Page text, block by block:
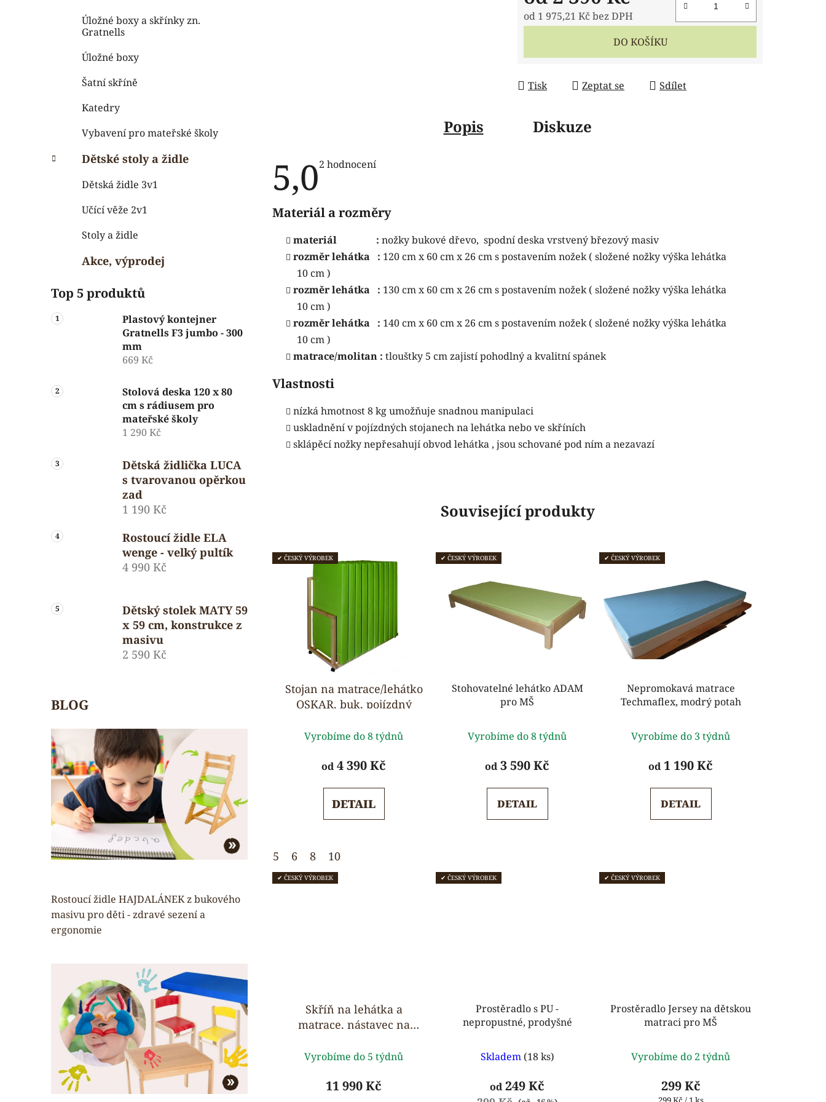
Úložné boxy a skřínky zn.
Gratnells
Úložné boxy
Šatní skříně
Katedry
Vybavení pro mateřské školy
Dětské stoly a židle
Dětská židle 3v1
Učící věže 2v1
Stoly a židle
Akce, výprodej
Top 5 produktů
Plastový kontejner
Gratnells F3 jumbo - 300
mm
669 Kč
Stolová deska 120 x 80
cm s rádiusem pro
mateřské školy
1 290 Kč
Dětská židlička LUCA
s tvarovanou opěrkou
zad
1 190 Kč
Rostoucí židle ELA
wenge - velký pultík
4 990 Kč
Dětský stolek MATY 59
x 59 cm, konstrukce z
masivu
2 590 Kč
BLOG
Rostoucí židle HAJDALÁNEK z bukového
masivu pro děti - zdravé sezení a
ergonomie
od 1 975,21 Kčbez DPH
DO KOŠÍKU
Tisk Zeptat se Sdílet
Popis Diskuze
5,0Průměrné
z
hvězdiček.
2 hodnocení
Materiál a rozměry
materiál : nožky bukové dřevo, spodní deska vrstvený březový masiv
rozměr lehátka : 120 cm x 60 cm x 26 cm s postavením nožek ( složené nožky výška lehátka
10 cm )
rozměrlehátka : 130 cm x 60 cm x 26 cm s postavením nožek ( složené nožky výška lehátka
10 cm )
rozměrlehátka : 140 cm x 60 cm x 26 cm s postavením nožek ( složené nožky výška lehátka
10 cm )
matrace/molitan : tlouštky 5 cm zajistí pohodlný a kvalitní spánek
Vlastnosti
nízká hmotnost 8 kg umožňuje snadnou manipulaci
uskladnění v pojízdných stojanech na lehátka nebo ve skříních
sklápěcí nožky nepřesahují obvod lehátka , jsou schované pod ním a nezavazí
Související produkty
✔ ČESKÝ VÝROBEK
Stojan na matrace/lehátko
OSKAR, buk, pojízdný
hodnocení
produktu
5,0
z
Vyrobíme do 8 týdnů
od4 390 Kč
DETAIL
5 6 8 10
✔ ČESKÝ VÝROBEK
Stohovatelné lehátko ADAM
pro MŠ
hodnocení
produktu
5,0
z
Vyrobíme do 8 týdnů
od3 590 Kč
DETAIL
✔ ČESKÝ VÝROBEK
Nepromokavá matrace
Techmaflex, modrý potah
hodnocení
produktu
5,0
z
Vyrobíme do 3 týdnů
od1 190 Kč
DETAIL
✔ ČESKÝ VÝROBEK
Skříň na lehátka a
matrace, nástavec na
hodnocení
produktu
je
Vyrobíme do 5 týdnů
11 990 Kč
✔ ČESKÝ VÝROBEK
Prostěradlo s PU -
nepropustné, prodyšné
hodnocení
produktu
je
Skladem (18 ks)
od249 Kč
✔ ČESKÝ VÝROBEK
Prostěradlo Jersey na dětskou
matraci pro MŠ
hodnocení
produktu
je
Vyrobíme do 2 týdnů
299 Kč
Měrná